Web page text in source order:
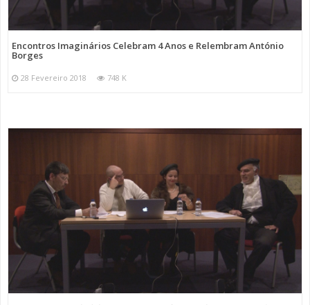
Encontros Imaginários Celebram 4 Anos e Relembram António
Borges
28 Fevereiro 2018 748 K